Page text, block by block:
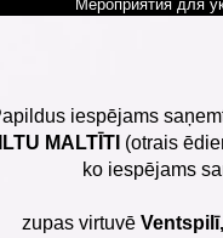
Мероприятия для
iespējams
MALTĪTI (otrais
ko iespējams
zupas virtuvē